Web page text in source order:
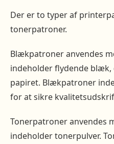
Der er to typer af
tonerpatroner.
Blækpatroner anvendes
indeholder flydende
papiret. Blækpatroner
for at sikre
Tonerpatroner anvendes
indeholder tonerpulver.